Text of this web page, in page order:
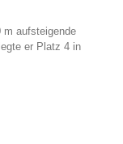
m aufsteigende
er Platz 4 in